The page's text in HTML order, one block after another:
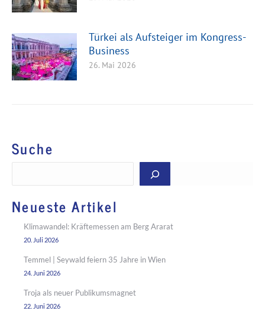
Türkei als Aufsteiger im Kongress-
Business
26. Mai 2026
Suche
Neueste Artikel
Klimawandel: Kräftemessen am Berg Ararat
20. Juli 2026
Temmel | Seywald feiern 35 Jahre in Wien
24. Juni 2026
Troja als neuer Publikumsmagnet
22. Juni 2026